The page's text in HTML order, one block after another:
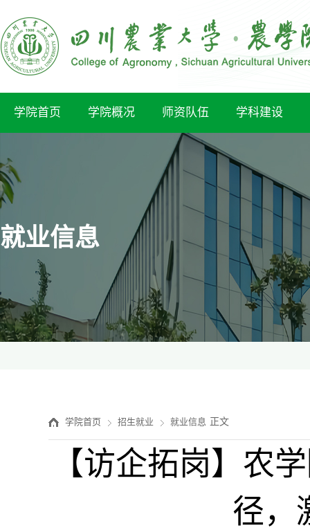
学院首页 学院概况 师资队伍 学科建设
就业信息
学院首页 招生就业 就业信息 正文
【访企拓岗】农
径，